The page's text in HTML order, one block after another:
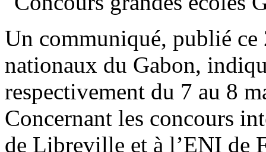
Un communiqué, publié ce
nationaux du Gabon,
respectivement du 7 au 8
Concernant les concours
de Libreville et à l’ENI de